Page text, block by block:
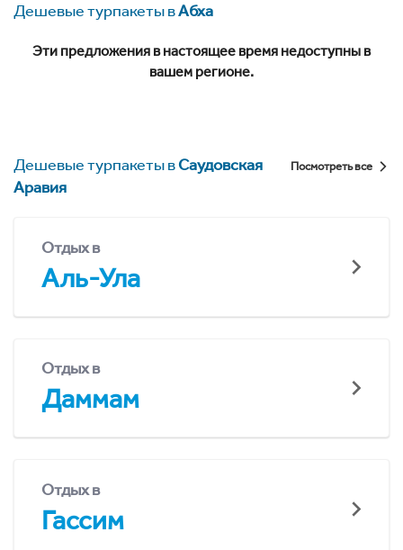
Дешевые турпакеты вАбха
Эти предложения в настоящее время недоступны в
вашем регионе.
Дешевые турпакеты вСаудовская
Аравия
Посмотреть все
Отдых в
Аль-Ула
Отдых в
Даммам
Отдых в
Гассим